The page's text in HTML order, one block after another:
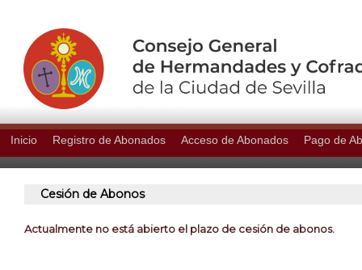
Inicio Registro de Abonados Acceso de Abonados Pago de
Cesión de Abonos
Actualmente no está abierto el plazo de cesión de abonos.